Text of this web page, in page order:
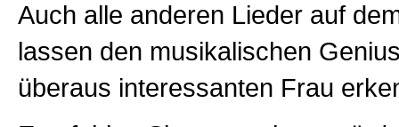
Auch alle anderen Lieder auf
lassen den musikalischen
überaus interessanten Frau